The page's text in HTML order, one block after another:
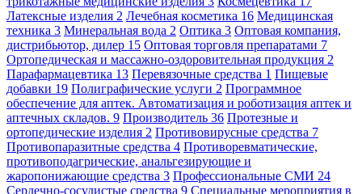
Латексные изделия 2 Лечебная косметика 16 Медицинская
техника 3 Минеральная вода 2 Оптика 3 Оптовая компания,
дистрибьютор, дилер 15 Оптовая торговля препаратами 7
Ортопедическая и массажно-оздоровительная продукция 2
Парафармацевтика 13 Перевязочные средства 1 Пищевые
добавки 19 Полиграфические услуги 2 Программное
обеспечение для аптек. Автоматизация и роботизация аптек и
аптечных складов. 9 Производитель 36 Протезные и
ортопедические изделия 2 Противовирусные средства 7
Противопаразитные средства 4 Противоревматические,
противоподагрические, анальгезирующие и
жаропонижающие средства 3 Профессиональные СМИ 24
Сердечно-сосудистые средства 9 Специальные мероприятия в